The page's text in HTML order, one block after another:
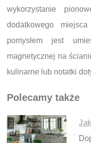
wykorzystanie
dodatkowego
pomysłem jest
magnetycznej na
kulinarne lub notatki
Polecamy także